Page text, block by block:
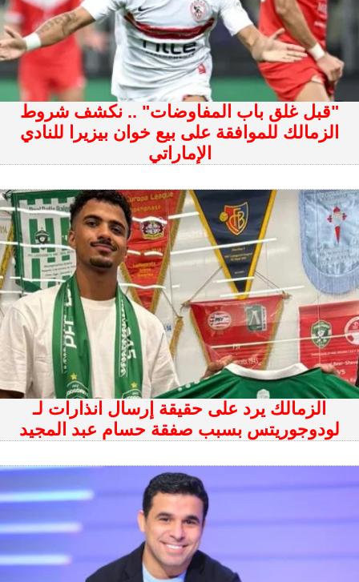
"قبل غلق باب المفاوضات" .. نكشف شروط
الزمالك للموافقة على بيع خوان بيزيرا للنادي
الإماراتي
الزمالك يرد على حقيقة إرسال انذارات لـ
لودوجوريتس بسبب صفقة حسام عبد المجيد